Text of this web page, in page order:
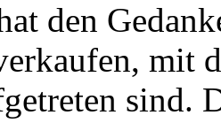
den
mit
sind.